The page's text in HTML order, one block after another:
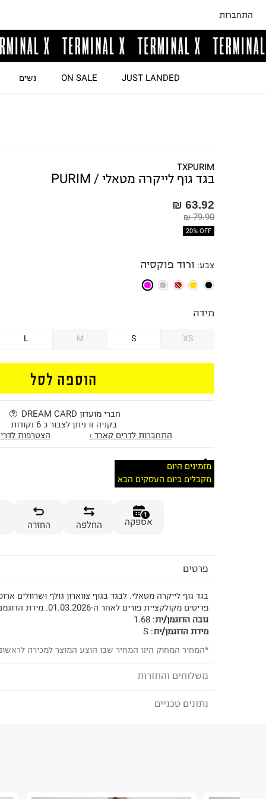
התחברות
JUST LANDED
ON SALE נשים
TXPURIM
בגד גוף לייקרה מטאלי / PURIM
63.92 ₪
79.90 ₪
20% OFF
צבע: ורוד פוקסיה
מידה
XS
S
M
L
הוספה לסל
חברי מועדון DREAM CARD
בקניה זו ניתן לצבור כ 6 נקודות
התחברות לדרים קארד ›
הצטרפות
מזמינים היום
מקבלים ביום העסקים הבא
1
אספקה החלפה החזרה
פרטים
בגד גוף לייקרה מטאלי. לבגד בגוף צווארון גולף ושרוולים
פריטים מקולקציית פורים לאחר ה-01.03.2026. מידת הדוגמנית: S.
גובה הדוגמן/ית:
1.68
מידת הדוגמן/ית:
S
*המחיר המחוק הינו המחיר שבו הוצע המוצר למכירה
משלוחים והחזרות
לבחירת בשיטת המשלוח המתאימה לכם,
נתונים טכניים